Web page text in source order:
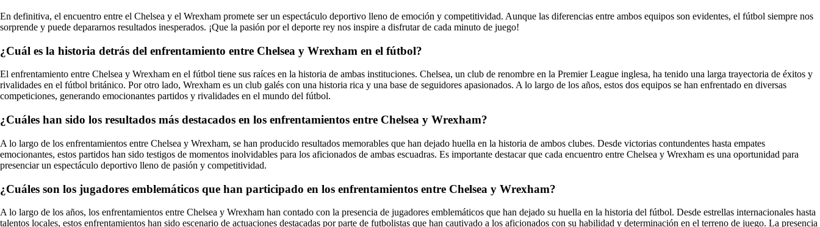
En definitiva, el encuentro entre el Chelsea y el Wrexham promete ser un espectáculo deportivo lleno de emoción y competitividad. Aunque las diferencias entre ambos equipos son evidentes, el fútbol siempre nos
sorprende y puede depararnos resultados inesperados. ¡Que la pasión por el deporte rey nos inspire a disfrutar de cada minuto de juego!
¿Cuál es la historia detrás del enfrentamiento entre Chelsea y Wrexham en el fútbol?
El enfrentamiento entre Chelsea y Wrexham en el fútbol tiene sus raíces en la historia de ambas instituciones. Chelsea, un club de renombre en la Premier League inglesa, ha tenido una larga trayectoria de éxitos y
rivalidades en el fútbol británico. Por otro lado, Wrexham es un club galés con una historia rica y una base de seguidores apasionados. A lo largo de los años, estos dos equipos se han enfrentado en diversas
competiciones, generando emocionantes partidos y rivalidades en el mundo del fútbol.
¿Cuáles han sido los resultados más destacados en los enfrentamientos entre Chelsea y Wrexham?
A lo largo de los enfrentamientos entre Chelsea y Wrexham, se han producido resultados memorables que han dejado huella en la historia de ambos clubes. Desde victorias contundentes hasta empates
emocionantes, estos partidos han sido testigos de momentos inolvidables para los aficionados de ambas escuadras. Es importante destacar que cada encuentro entre Chelsea y Wrexham es una oportunidad para
presenciar un espectáculo deportivo lleno de pasión y competitividad.
¿Cuáles son los jugadores emblemáticos que han participado en los enfrentamientos entre Chelsea y Wrexham?
A lo largo de los años, los enfrentamientos entre Chelsea y Wrexham han contado con la presencia de jugadores emblemáticos que han dejado su huella en la historia del fútbol. Desde estrellas internacionales hasta
talentos locales, estos enfrentamientos han sido escenario de actuaciones destacadas por parte de futbolistas que han cautivado a los aficionados con su habilidad y determinación en el terreno de juego. La presencia